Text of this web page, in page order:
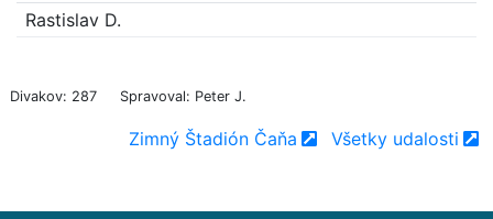
Rastislav D.
Divakov: 287 Spravoval: Peter J.
Zimný Štadión Čaňa Všetky udalosti